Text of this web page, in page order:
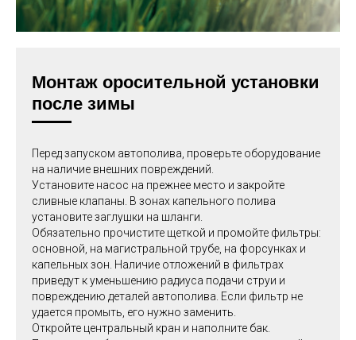
Монтаж оросительной установки
после зимы
Перед запуском автополива, проверьте оборудование
на наличие внешних повреждений.
Установите насос на прежнее место и закройте
сливные клапаны. В зонах капельного полива
установите заглушки на шланги.
Обязательно прочистите щеткой и промойте фильтры:
основной, на магистральной трубе, на форсунках и
капельных зон. Наличие отложений в фильтрах
приведут к уменьшению радиуса подачи струи и
повреждению деталей автополива. Если фильтр не
удается промыть, его нужно заменить.
Откройте центральный кран и наполните бак.